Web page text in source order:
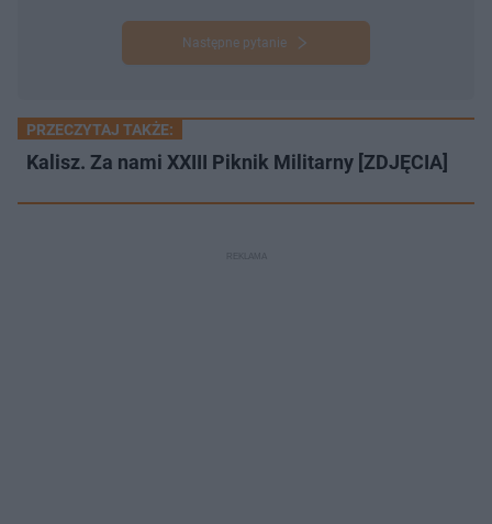
Następne pytanie
PRZECZYTAJ TAKŻE:
Kalisz. Za nami XXIII Piknik Militarny [ZDJĘCIA]